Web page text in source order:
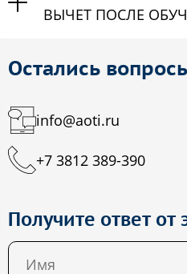
ВЫЧЕТ ПОСЛЕ
Остались
info@aoti.ru
+7 3812 389-390
Получите ответ от